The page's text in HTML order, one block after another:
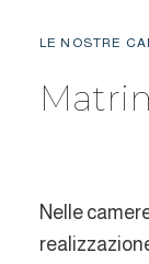
LE NOSTRE
Nelle